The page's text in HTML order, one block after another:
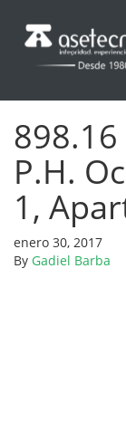
898.16
P.H.
1,
enero 30, 2017
By Gadiel Barba